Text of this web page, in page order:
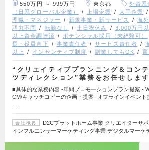
550万円 ～ 999万円 東京都 外資系
（日系グローバル企業）
上場企業 大手企業
理職・マネジャー
新規事業・新サービス 海
語力不問
転勤なし 土日祝休み 3,000万円
以上資金調達済
ポテンシャル採用（未経験可）
長・役員直下
事業責任者 サービス責任者
以上
インセンティブ制度 副業してもOK 育
“クリエイティブプランニング＆コン
ツディレクション”業務をお任せします
■具体的な業務内容 -年間プロモーションプラン提案 -
CM/キャッチコピーの企画・提案 -オフラインイベント
会社概要
D2Cプラットホーム事業 クリエイターサ
インフルエンサーマーケティング事業 デジタルマーケ